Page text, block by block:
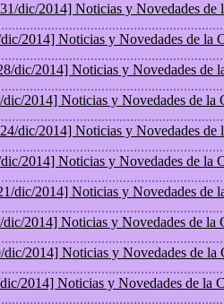
dic/2014] Noticias y Novedades de
2014] Noticias y Novedades de la
dic/2014] Noticias y Novedades de
dic/2014] Noticias y Novedades de la
dic/2014] Noticias y Novedades de
2014] Noticias y Novedades de la
dic/2014] Noticias y Novedades de
dic/2014] Noticias y Novedades de la
dic/2014] Noticias y Novedades de la
2014] Noticias y Novedades de la